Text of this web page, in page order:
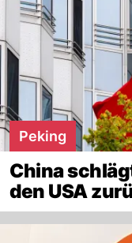
Peking
China
den USA